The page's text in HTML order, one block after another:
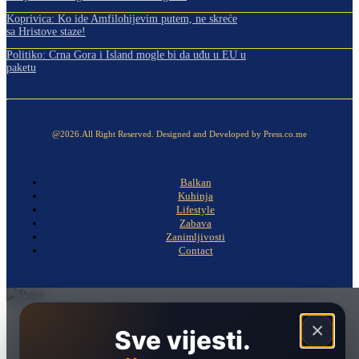
Koprivica: Ko ide Amfilohijevim putem, ne skreće
sa Hristove staze!
Politiko: Crna Gora i Island mogle bi da uđu u EU u
paketu
@2026.All Right Reserved. Designed and Developed by Press.co.me
Balkan
Kuhinja
Lifestyle
Zabava
Zanimljivosti
Contact
×
Sve vijesti.